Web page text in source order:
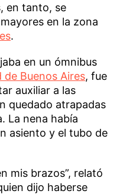
en tanto, se
en la zona
.
en un ómnibus
de Buenos Aires, fue
auxiliar a las
quedado atrapadas
La nena había
asiento y el tubo de
mis brazos”, relató
dijo haberse